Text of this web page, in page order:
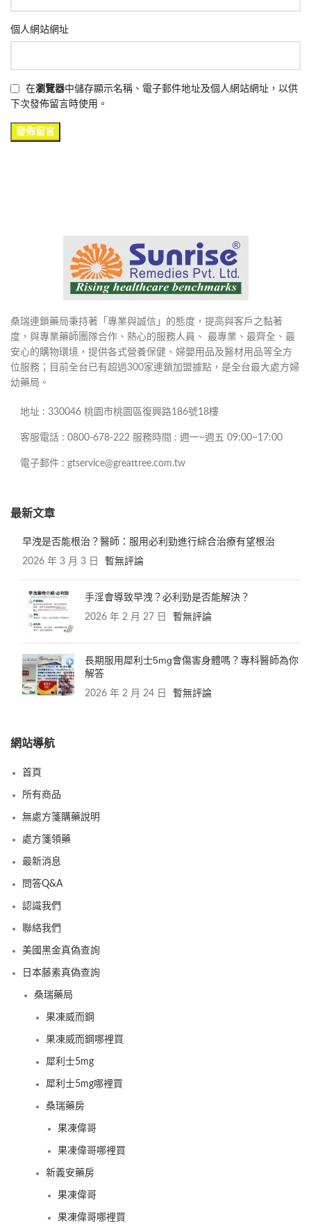
個人網站網址
在瀏覽器中儲存顯示名稱、電子郵件地址及個人網站網址，以供
下次發佈留言時使用。
桑瑞連鎖藥局秉持著「專業與誠信」的態度，提高與客戶之黏著
度，與專業藥師團隊合作、熱心的服務人員、 最專業、最齊全、最
安心的購物環境，提供各式營養保健、婦嬰用品及醫材用品等全方
位服務；目前全台已有超過300家連鎖加盟據點，是全台最大處方婦
幼藥局。
地址 : 330046 桃園市桃園區復興路186號18樓
客服電話 : 0800-678-222 服務時間 : 週一~週五 09:00~17:00
電子郵件 : gtservice@greattree.com.tw
最新文章
早洩是否能根治？醫師：服用必利勁進行綜合治療有望根治
2026 年 3 月 3 日 暫無評論
手淫會導致早洩？必利勁是否能解決？
2026 年 2 月 27 日 暫無評論
長期服用犀利士5mg會傷害身體嗎？專科醫師為你
解答
2026 年 2 月 24 日 暫無評論
網站導航
首頁
所有商品
無處方箋購藥說明
處方箋領藥
最新消息
問答Q&A
認識我們
聯絡我們
美國黑金真偽查詢
日本藤素真偽查詢
桑瑞藥局
果凍威而鋼
果凍威而鋼哪裡買
犀利士5mg
犀利士5mg哪裡買
桑瑞藥房
果凍偉哥
果凍偉哥哪裡買
新義安藥房
果凍偉哥
果凍偉哥哪裡買